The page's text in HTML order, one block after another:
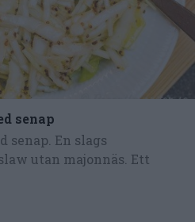
senap
senap. En slags
utan majonnäs. Ett